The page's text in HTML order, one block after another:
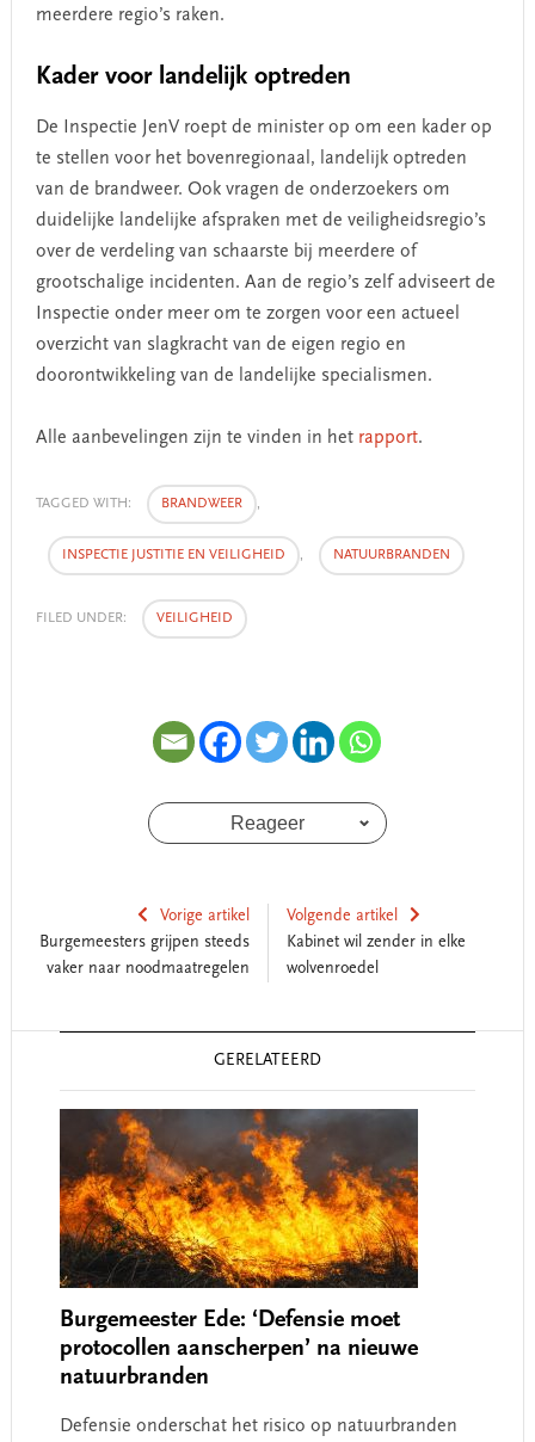
meerdere regio’s raken.
Kader voor landelijk optreden
De Inspectie JenV roept de minister op om een kader op
te stellen voor het bovenregionaal, landelijk optreden
van de brandweer. Ook vragen de onderzoekers om
duidelijke landelijke afspraken met de veiligheidsregio’s
over de verdeling van schaarste bij meerdere of
grootschalige incidenten. Aan de regio’s zelf adviseert de
Inspectie onder meer om te zorgen voor een actueel
overzicht van slagkracht van de eigen regio en
doorontwikkeling van de landelijke specialismen.
Alle aanbevelingen zijn te vinden in het rapport.
TAGGED WITH: BRANDWEER ,
INSPECTIE JUSTITIE EN VEILIGHEID , NATUURBRANDEN
FILED UNDER: VEILIGHEID
Reageer
Vorige artikel
Burgemeesters grijpen steeds
vaker naar noodmaatregelen
Volgende artikel
Kabinet wil zender in elke
wolvenroedel
GERELATEERD
Burgemeester Ede: ‘Defensie moet
protocollen aanscherpen’ na nieuwe
natuurbranden
Defensie onderschat het risico op natuurbranden